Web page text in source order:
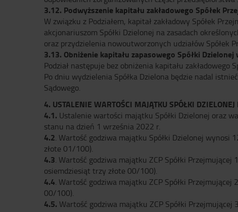
3.12. Podwyższenie kapitału zakładowego Spółek
W związku z Podziałem, kapitał zakładowy Spółek
akcjonariuszom Spółki Dzielonej na zasadach
oraz przydzielenia nowoutworzonych udziałów Spółek
3.13. Obniżenie kapitału zapasowego Spółki Dzielonej
Podział następuje bez obniżenia kapitału zakładowego
Po dniu wydzielenia Spółka Dzielona będzie nadal
Sądowego.
4. USTALENIE WARTOŚCI MAJĄTKU SPÓŁKI DZIELONEJ
4.1. Ustalenie wartości majątku Spółki Dzielonej oraz
stanu na dzień 1 września 2022 r.
4.2. Wartość godziwa majątku Spółki Dzielonej wynosi
złote 01/100).
4.3. Wartość godziwa majątku ZCP Spółki
osiemdziesiąt trzy złote 00/100).
4.4. Wartość godziwa majątku ZCP Spółki
00/100).
4.5. Wartość godziwa majątku ZCP Spółki